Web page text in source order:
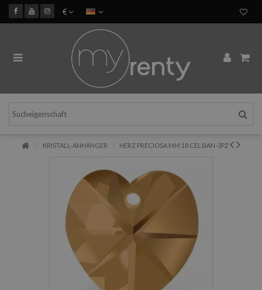
€
KRISTALL-ANHÄNGER HERZ PRECIOSA MM 18 CELSIAN-3PZ